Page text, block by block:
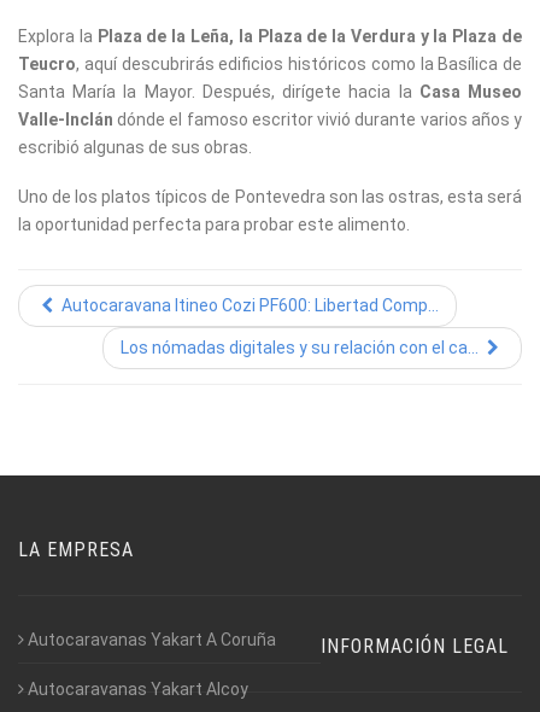
Explora la Plaza de la Leña, la Plaza de la Verdura y la Plaza de
Teucro, aquí descubrirás edificios históricos como la Basílica de
Santa María la Mayor. Después, dirígete hacia la Casa Museo
Valle-Inclán dónde el famoso escritor vivió durante varios años y
escribió algunas de sus obras.
Uno de los platos típicos de Pontevedra son las ostras, esta será
la oportunidad perfecta para probar este alimento.
Autocaravana Itineo Cozi PF600: Libertad Comp...
Los nómadas digitales y su relación con el ca...
LA EMPRESA
Autocaravanas Yakart A Coruña
Autocaravanas Yakart Alcoy
INFORMACIÓN LEGAL